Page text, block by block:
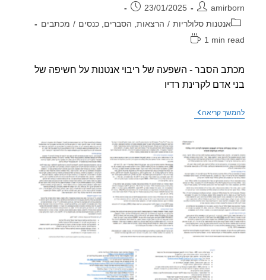
בחברה
החרדית
פורסם:
23/01/2025
אנטנות סלולריות / הרצאות, הסברים, כנסים / מכתבים
1 min
הסבר - השפעה של ריבוי אנטנות על חשיפה של
אדם לקרינת רדיו
קריאההמומחים
באמת
יותר
אנטנות=פחות
קרינה?